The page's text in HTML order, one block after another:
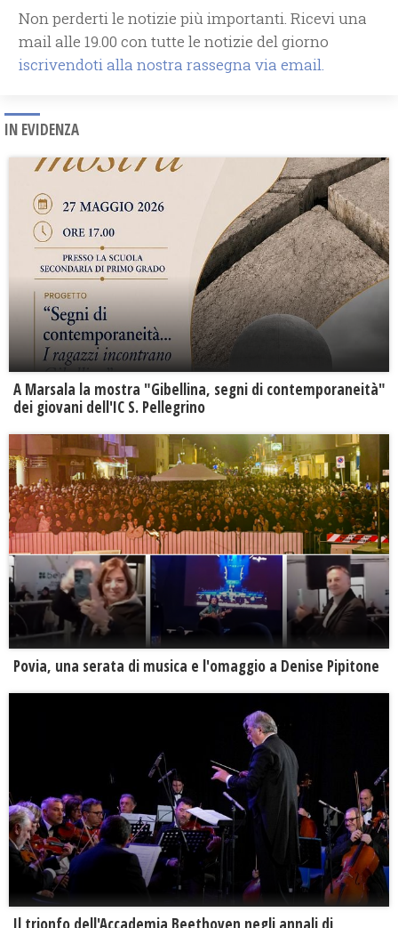
Non perderti le notizie più importanti. Ricevi una
mail alle 19.00 con tutte le notizie del giorno
iscrivendoti alla nostra rassegna via email.
IN EVIDENZA
A Marsala la mostra "Gibellina, segni di contemporaneità"
dei giovani dell'IC S. Pellegrino
Povia, una serata di musica e l'omaggio a Denise Pipitone